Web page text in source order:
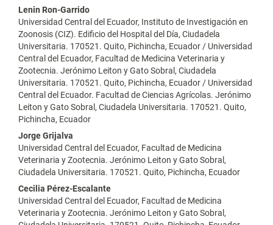
Lenin Ron-Garrido
Universidad Central del Ecuador, Instituto de Investigación en
Zoonosis (CIZ). Edificio del Hospital del Día, Ciudadela
Universitaria. 170521. Quito, Pichincha, Ecuador / Universidad
Central del Ecuador, Facultad de Medicina Veterinaria y
Zootecnia. Jerónimo Leiton y Gato Sobral, Ciudadela
Universitaria. 170521. Quito, Pichincha, Ecuador / Universidad
Central del Ecuador. Facultad de Ciencias Agrícolas. Jerónimo
Leiton y Gato Sobral, Ciudadela Universitaria. 170521. Quito,
Pichincha, Ecuador
Jorge Grijalva
Universidad Central del Ecuador, Facultad de Medicina
Veterinaria y Zootecnia. Jerónimo Leiton y Gato Sobral,
Ciudadela Universitaria. 170521. Quito, Pichincha, Ecuador
Cecilia Pérez-Escalante
Universidad Central del Ecuador, Facultad de Medicina
Veterinaria y Zootecnia. Jerónimo Leiton y Gato Sobral,